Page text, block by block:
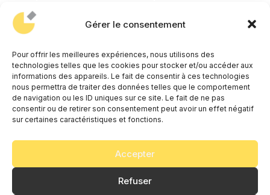
Gérer le consentement
Pour offrir les meilleures expériences, nous utilisons des
technologies telles que les cookies pour stocker et/ou accéder aux
informations des appareils. Le fait de consentir à ces technologies
nous permettra de traiter des données telles que le comportement
de navigation ou les ID uniques sur ce site. Le fait de ne pas
consentir ou de retirer son consentement peut avoir un effet négatif
sur certaines caractéristiques et fonctions.
Accepter
Refuser
1 2 3 4
© 2026 ANCA AGENCY. All rights reserved